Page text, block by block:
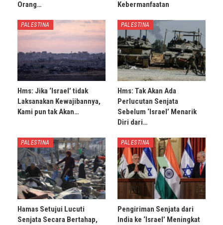
Orang…
Kebermanfaatan
PALESTINA
Hms: Jika ‘Israel’ tidak
Laksanakan Kewajibannya,
Kami pun tak Akan…
PALESTINA
Hms: Tak Akan Ada
Perlucutan Senjata
Sebelum ‘Israel’ Menarik
Diri dari…
PALESTINA
Hamas Setujui Lucuti
Senjata Secara Bertahap,
PALESTINA
Pengiriman Senjata dari
India ke ‘Israel’ Meningkat